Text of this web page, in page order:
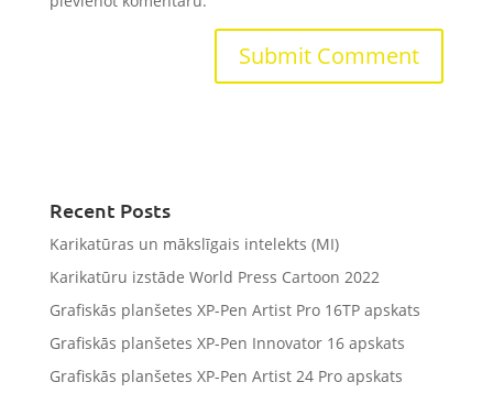
Recent Posts
Karikatūras un mākslīgais intelekts (MI)
Karikatūru izstāde World Press Cartoon 2022
Grafiskās planšetes XP-Pen Artist Pro 16TP apskats
Grafiskās planšetes XP-Pen Innovator 16 apskats
Grafiskās planšetes XP-Pen Artist 24 Pro apskats